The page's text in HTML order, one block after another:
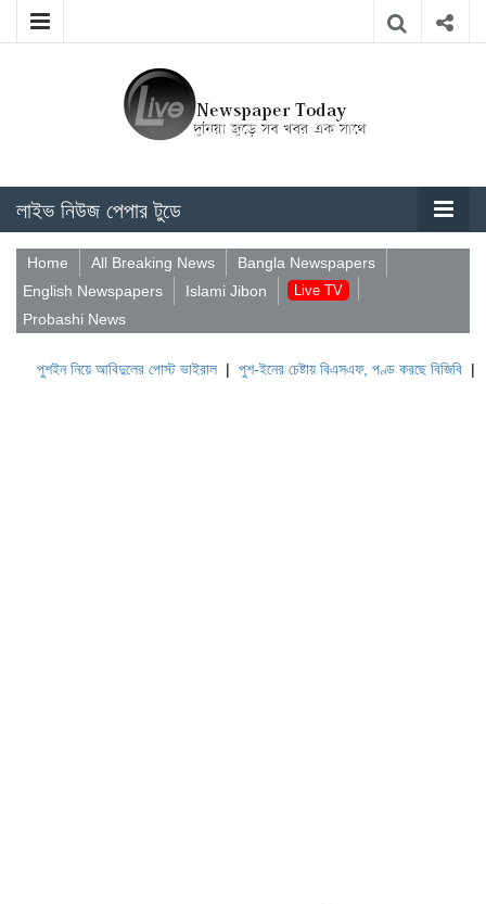
লাইভ নিউজ পেপার টুডে
Home All Breaking News
Bangla Newspapers
English Newspapers
Islami Jibon Live TV
Probashi News
নিয়ে আবিদুলের পোস্ট ভাইরাল|পুশ-ইনের চেষ্টায় বিএসএফ, পণ্ড করছে বিজিবি| লেবাননের